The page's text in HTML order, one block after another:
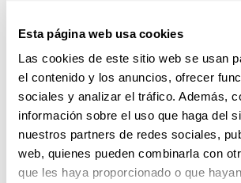
Esta página web usa cookies
Las cookies de este sitio web se usan
el contenido y los anuncios, ofrecer
sociales y analizar el tráfico. Además,
información sobre el uso que haga del
nuestros partners de redes sociales,
web, quienes pueden combinarla con
que les haya proporcionado o que